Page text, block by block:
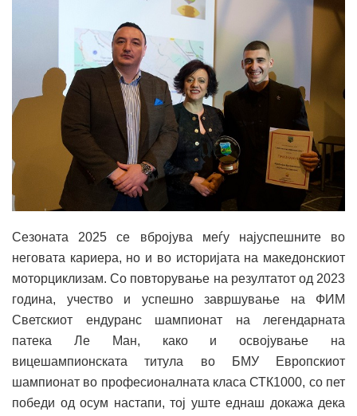
Сезоната 2025 се вбројува меѓу најуспешните во
неговата кариера, но и во историјата на македонскиот
моторциклизам. Со повторување на резултатот од 2023
година, учество и успешно завршување на ФИМ
Светскиот ендуранс шампионат на легендарната
патека Ле Ман, како и освојување на
вицешампионската титула во БМУ Европскиот
шампионат во професионалната класа СТК1000, со пет
победи од осум настапи, тој уште еднаш докажа дека